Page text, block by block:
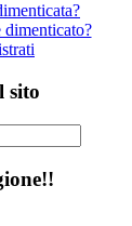
dimenticato?
sito